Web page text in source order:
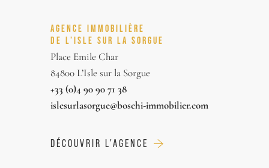
AGENCE IMMOBILIÈRE
DE L’ISLE SUR LA SORGUE
Place Emile Char
84800 L’Isle sur la Sorgue
+33 (0)4 90 90 71 38
islesurlasorgue@boschi-immobilier.com
DÉCOUVRIR L'AGENCE